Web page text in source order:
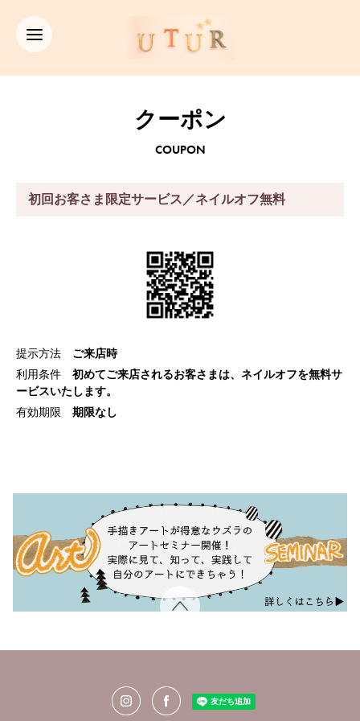
クーポン
COUPON
初回お客さま限定サービス／ネイルオフ無料
提示方法
ご来店時
利用条件
初めてご来店されるお客さまは、ネイルオフを無料サ
ービスいたします。
有効期限
期限なし